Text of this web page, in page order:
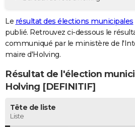
GUIDES D'ACHAT
BONS PLANS
CARTE DE VOEUX
Carte de Noël
Carte Bonne année
Carte Saint-Valentin
Carte Pâques
Carte d'anniversaire
DICTIONNAIRE
Dictionnaire
Biographies
Citations
Expressions
Proverbes
PROGRAMME TV
Le résultat des élections municipales
publié. Retrouvez ci-dessous le
communiqué par le ministère de
maire d'Holving.
Résultat de l'élection
Holving [DEFINITIF]
Tête de liste
Liste